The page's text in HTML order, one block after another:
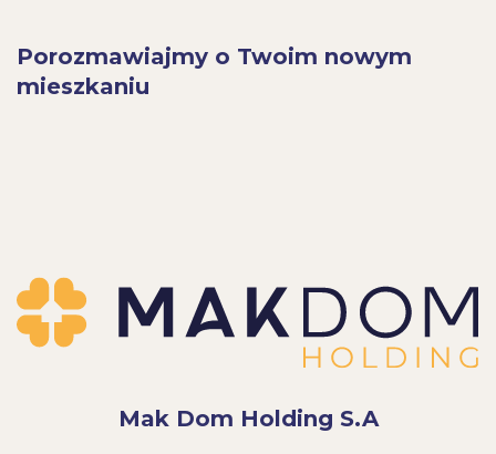
Porozmawiajmy o Twoim nowym
mieszkaniu
Mak Dom Holding S.A